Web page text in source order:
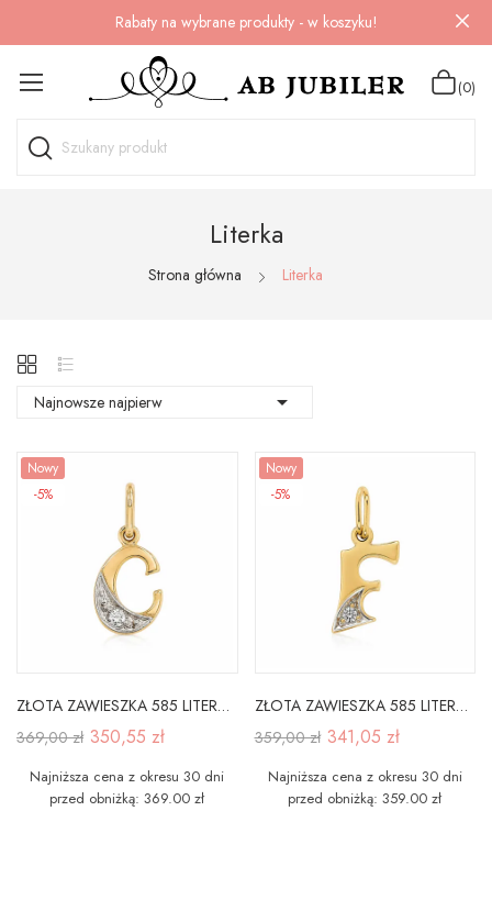
Rabaty na wybrane produkty - w koszyku!
(0)
Literka
Strona główna Literka
Najnowsze najpierw 
Nowy
-5%
ZŁOTA ZAWIESZKA 585 LITERKA C z CYRKONIĄ
369,00 zł 350,55 zł
Najniższa cena z okresu 30 dni
przed obniżką: 369.00 zł
Nowy
-5%
ZŁOTA ZAWIESZKA 585 LITERKA F z CYRKONIĄ
359,00 zł 341,05 zł
Najniższa cena z okresu 30 dni
przed obniżką: 359.00 zł